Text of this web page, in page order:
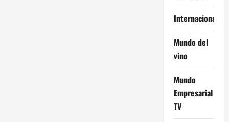
Internacional
Mundo del
vino
Mundo
Empresarial
TV